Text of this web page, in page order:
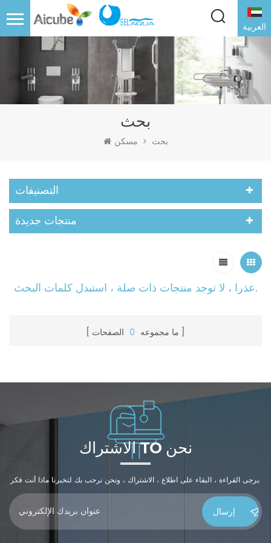
العربية
بحث
مسكن بحث
التصنيفات
منتجات جديدة
عذرا ، لا توجد منتجات ذات صلة ، استبدل كلمات البحث.
ما مجموعه 0 الصفحات
الاشتراك TO نحن
يرجى القراءة ، البقاء على اطلاع ، الاشتراك ، ونحن نرحب بك لتخبرنا ماذا أنت فكر.